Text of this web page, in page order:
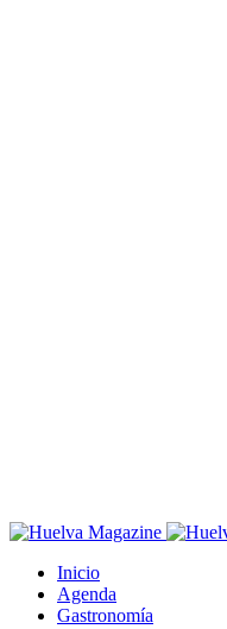
Inicio
Agenda
Gastronomía